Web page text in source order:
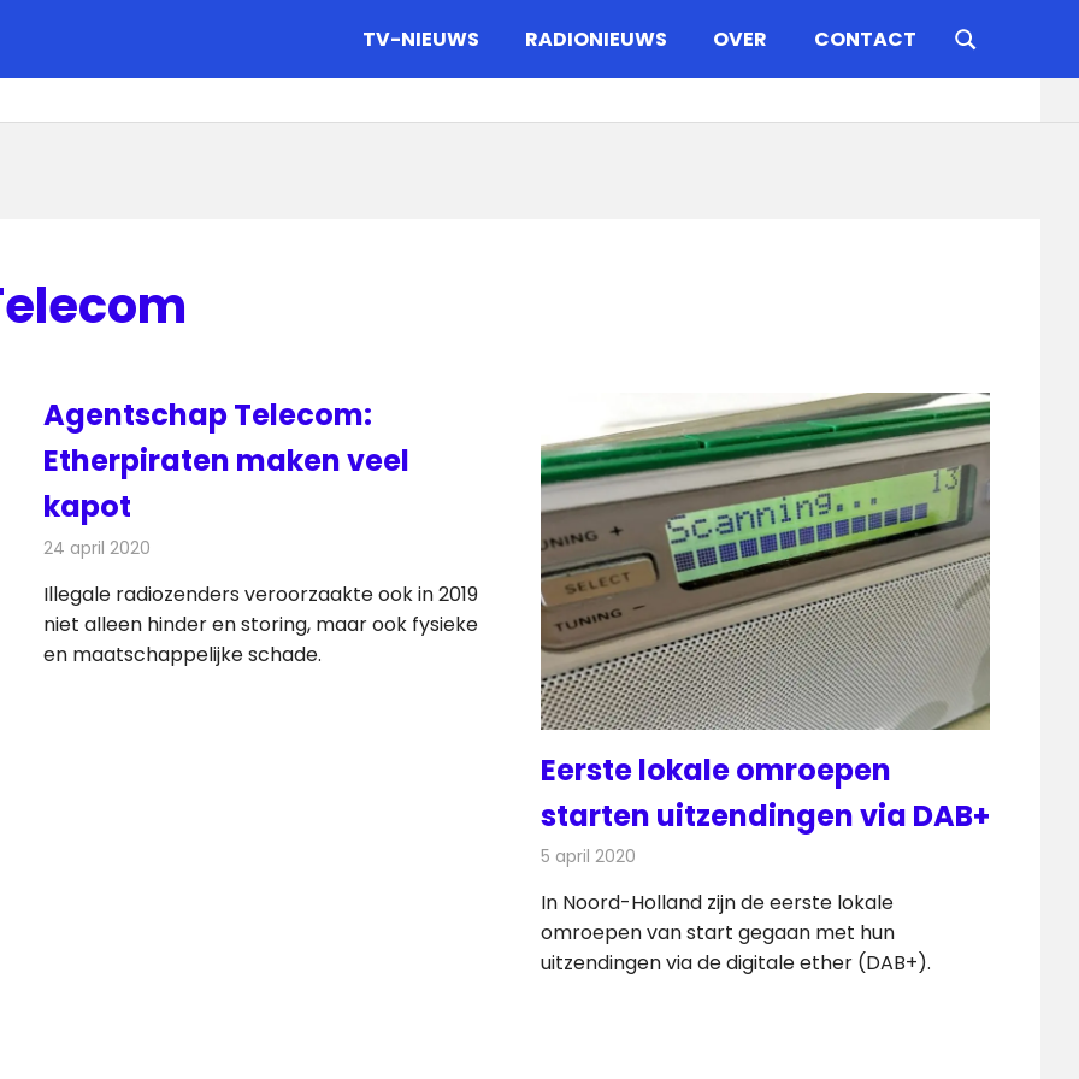
TV-NIEUWS RADIONIEUWS OVER CONTACT
Agentschap Telecom:
Etherpiraten maken veel
kapot
24 april 2020
Illegale radiozenders veroorzaakte ook in 2019
niet alleen hinder en storing, maar ook fysieke
en maatschappelijke schade.
Eerste lokale omroepen
starten uitzendingen via DAB+
5 april 2020
In Noord-Holland zijn de eerste lokale
omroepen van start gegaan met hun
uitzendingen via de digitale ether (DAB+).